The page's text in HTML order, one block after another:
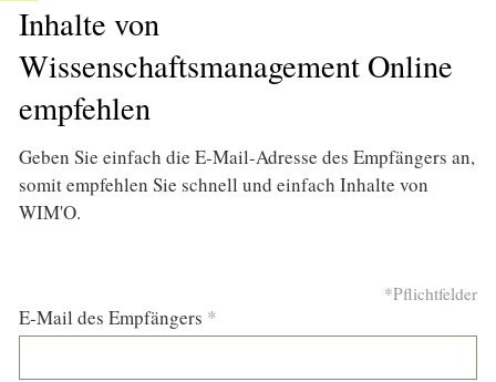
Inhalte von
Wissenschaftsmanagement Online
empfehlen
Geben Sie einfach die E-Mail-Adresse des Empfängers an,
somit empfehlen Sie schnell und einfach Inhalte von
WIM'O.
*Pflichtfelder
E-Mail des Empfängers *